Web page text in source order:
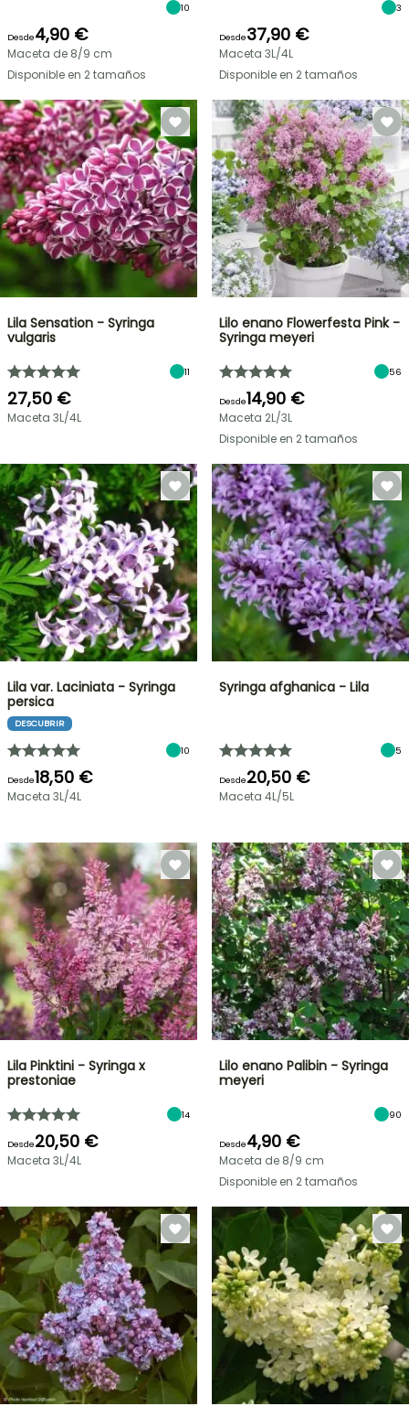
10
Desde4,90 €
Maceta de 8/9 cm
Disponible en 2 tamaños
3
Desde37,90 €
Maceta 3L/4L
Disponible en 2 tamaños
Lila Sensation - Syringa
vulgaris
11
27,50 €
Maceta 3L/4L
Lilo enano Flowerfesta Pink -
Syringa meyeri
56
Desde14,90 €
Maceta 2L/3L
Disponible en 2 tamaños
Lila var. Laciniata - Syringa
persica
DESCUBRIR
10
Desde18,50 €
Maceta 3L/4L
Syringa afghanica - Lila
5
Desde20,50 €
Maceta 4L/5L
Lila Pinktini - Syringa x
prestoniae
14
Desde20,50 €
Maceta 3L/4L
Lilo enano Palibin - Syringa
meyeri
90
Desde4,90 €
Maceta de 8/9 cm
Disponible en 2 tamaños